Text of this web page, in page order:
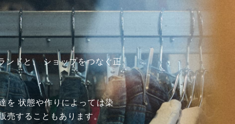
ンドと、 ショップをつなぐ正
を 状態や作りによっては染
売することもあります。